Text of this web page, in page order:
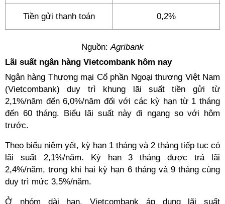
Tiền gửi thanh toán 0,2%
Nguồn:Agribank
Lãi suất ngân hàng Vietcombank hôm nay
Ngân hàng Thương mại Cổ phần Ngoại thương Việt Nam
(Vietcombank) duy trì khung lãi suất tiền gửi từ
2,1%/năm đến 6,0%/năm đối với các kỳ hạn từ 1 tháng
đến 60 tháng. Biểu lãi suất này đi ngang so với hôm
trước.
Theo biểu niêm yết, kỳ hạn 1 tháng và 2 tháng tiếp tục có
lãi suất 2,1%/năm. Kỳ hạn 3 tháng được trả lãi
2,4%/năm, trong khi hai kỳ hạn 6 tháng và 9 tháng cùng
duy trì mức 3,5%/năm.
Ở nhóm dài hạn, Vietcombank áp dụng lãi suất